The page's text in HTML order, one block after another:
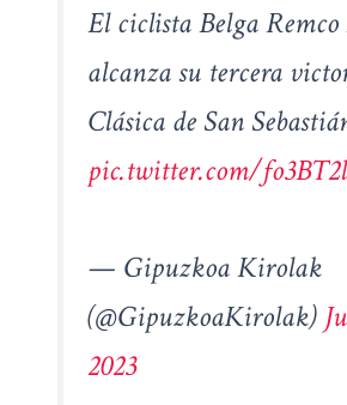
El ciclista Belga Remco
alcanza su tercera
Clásica de San
pic.twitter.com/
— Gipuzkoa Kirolak
(@GipuzkoaKirolak)
2023